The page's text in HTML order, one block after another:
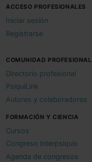
ACCESO PROFESIONALES
Iniciar sesión
Registrarse
COMUNIDAD PROFESIONAL
Directorio profesional
PsiquiLink
Autores y colaboradores
FORMACIÓN Y CIENCIA
Cursos
Congreso Interpsiquis
Agenda de congresos